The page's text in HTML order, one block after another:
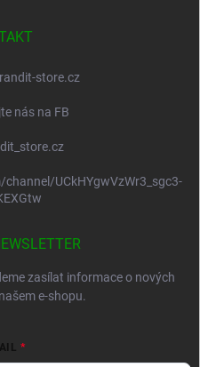
store.cz
nás na FB
UCkHYgwVzWr3_sgc3-
zasílat informace o nových
e-shopu.